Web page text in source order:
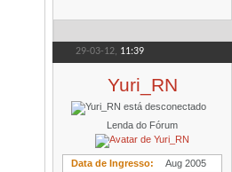
29-03-12, 11:39
Yuri_RN
Lenda do Fórum
Data de Ingresso
Aug 2005